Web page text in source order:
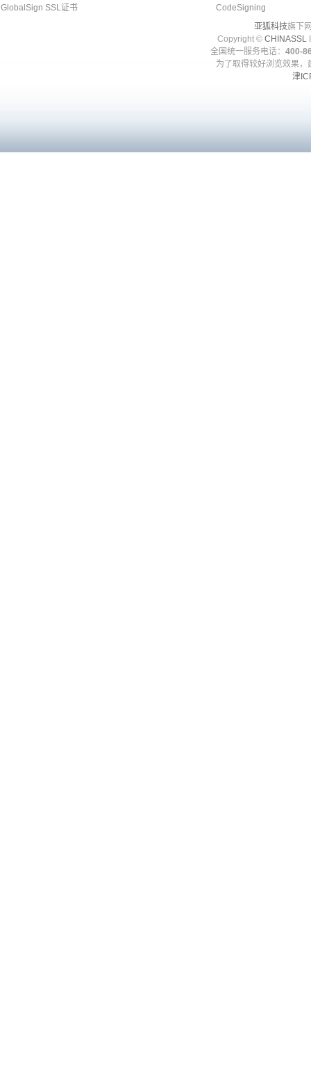
GlobalSign SSL证书
CodeSigning
亚狐科技旗下
Copyright © CHINASSL
全国统一服务电话： 400-
为了取得较好浏览效果
津